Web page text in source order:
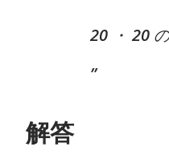
20 ・ 20
解答